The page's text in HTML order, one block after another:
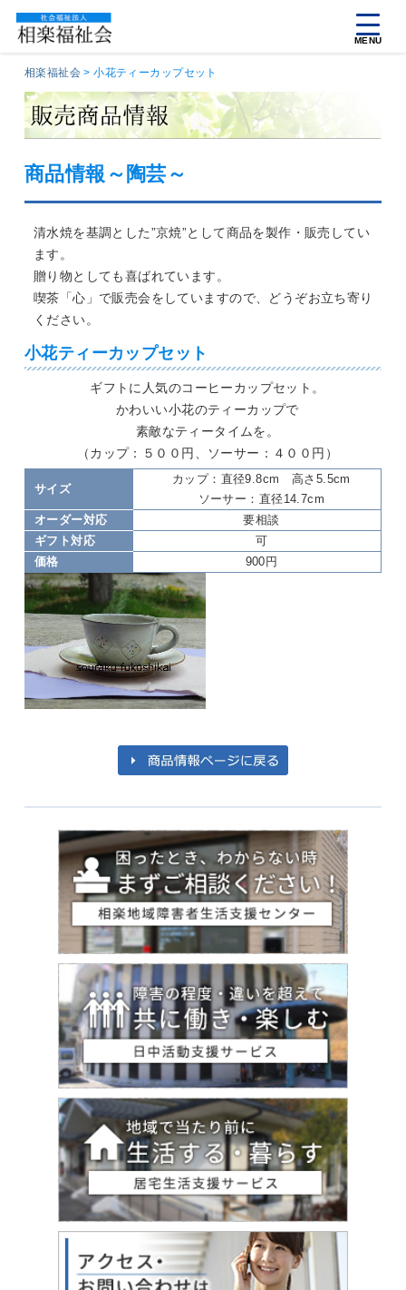
MENU
相楽福祉会>小花ティーカップセット
商品情報～陶芸～
清水焼を基調とした”京焼”として商品を製作・販売してい
ます。
贈り物としても喜ばれています。
喫茶「心」で販売会をしていますので、どうぞお立ち寄り
ください。
小花ティーカップセット
ギフトに人気のコーヒーカップセット。
かわいい小花のティーカップで
素敵なティータイムを。
（カップ：５００円、ソーサー：４００円）
サイズ
カップ：直径9.8cm 高さ5.5cm
ソーサー：直径14.7cm
オーダー対応
要相談
ギフト対応
可
価格
900円